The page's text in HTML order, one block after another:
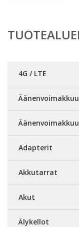
4G / LTE
Adapterit
Akkutarrat
Akut
Älykellot